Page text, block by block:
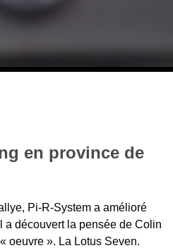
en province de
Pi-R-System a amélioré
a découvert la pensée de Colin
oeuvre ». La Lotus Seven.